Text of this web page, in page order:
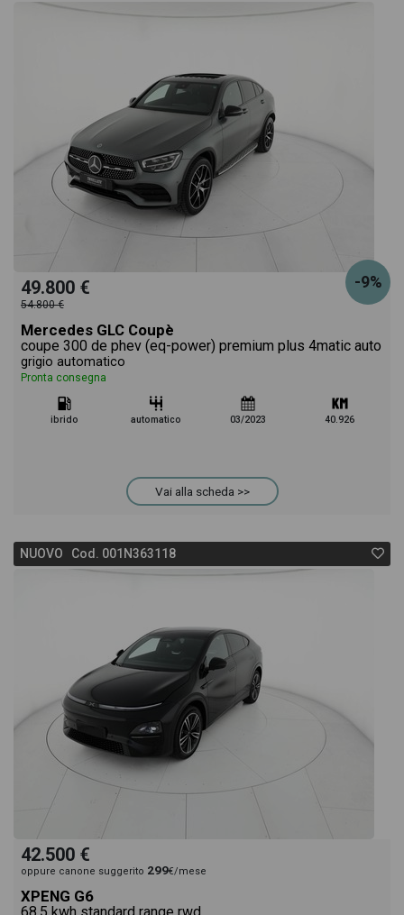
-9%
49.800 €
54.800 €
Mercedes GLC Coupè
coupe 300 de phev (eq-power) premium plus 4matic auto
grigio automatico
Pronta consegna
ibrido automatico 03/2023 40.926
Vai alla scheda >>
NUOVO Cod. 001N363118
42.500 €
oppure canone suggerito 299€/mese
XPENG G6